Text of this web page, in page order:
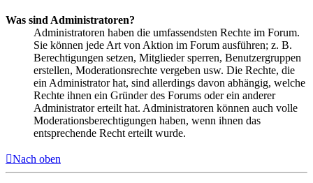
Was sind Administratoren?
Administratoren haben die umfassendsten Rechte im Forum.
Sie können jede Art von Aktion im Forum ausführen; z. B.
Berechtigungen setzen, Mitglieder sperren, Benutzergruppen
erstellen, Moderationsrechte vergeben usw. Die Rechte, die
ein Administrator hat, sind allerdings davon abhängig, welche
Rechte ihnen ein Gründer des Forums oder ein anderer
Administrator erteilt hat. Administratoren können auch volle
Moderationsberechtigungen haben, wenn ihnen das
entsprechende Recht erteilt wurde.
Nach oben